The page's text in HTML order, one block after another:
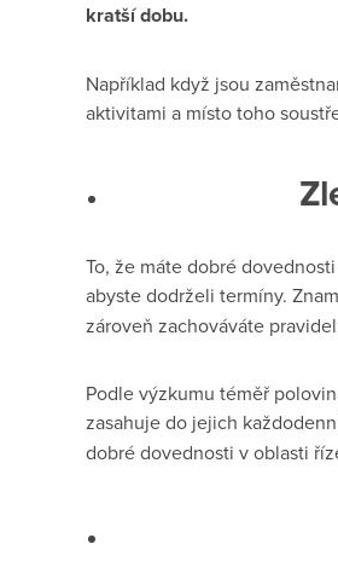
kratší dobu.
Například když jsou
aktivitami a místo toho
To, že máte dobré
abyste dodrželi termíny.
zároveň zachováváte
Podle výzkumu téměř
zasahuje do jejich
dobré dovednosti v oblasti